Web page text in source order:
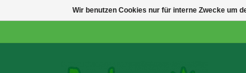
Wir benutzen Cookies nur für interne Zwecke um